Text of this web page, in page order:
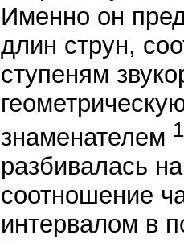
Именно он
длин струн,
ступеням
знаменателем
разбивалась
соотношение
интервалом в